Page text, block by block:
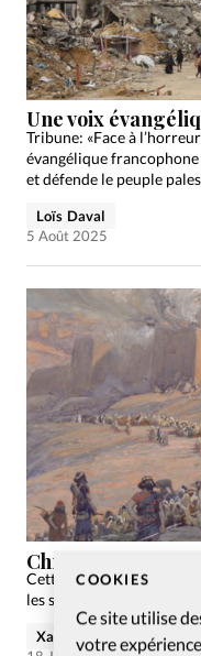
COOKIES
Ce site utilise
votre
Une voix
Tribune: «Face à
évangélique
et défende le peuple
Loïs Daval
5 Août 2025
Chrétien et
Cette rubrique met en
les sujets chauds de
Xavier Darrieutort